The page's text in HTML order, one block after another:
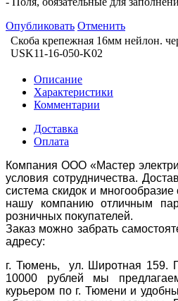
Опубликовать Отменить
Скоба крепежная 16мм нейлон.
USK11-16-050-K02
Описание
Характеристики
Комментарии
Доставка
Оплата
Компания ООО «Мастер
условия сотрудничества.
система скидок и
нашу компанию отличным
розничных покупателей.
Заказ можно забрать
адресу:
г. Тюмень, ул. Широтная 159.
10000 рублей мы
курьером по г. Тюмени и